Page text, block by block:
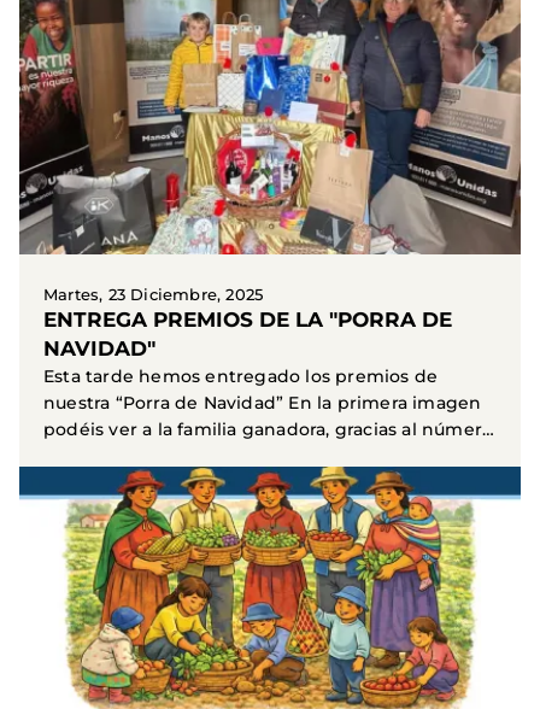
Martes, 23 Diciembre, 2025
ENTREGA PREMIOS DE LA "PORRA DE
NAVIDAD"
Esta tarde hemos entregado los premios de
nuestra “Porra de Navidad” En la primera imagen
podéis ver a la familia ganadora, gracias al número